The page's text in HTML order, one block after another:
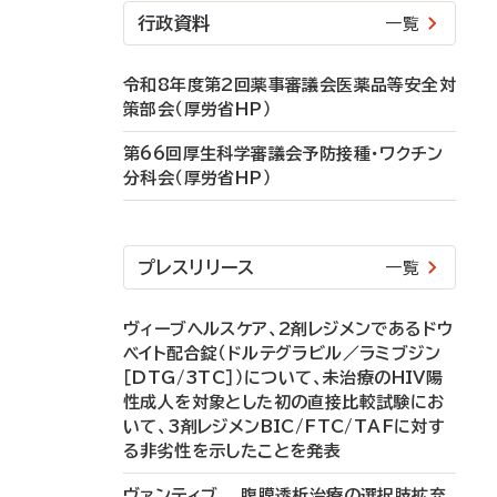
行政資料 一覧
令和8年度第2回薬事審議会医薬品等安全対
策部会（厚労省HP）
第66回厚生科学審議会予防接種・ワクチン
分科会（厚労省HP）
プレスリリース 一覧
ヴィーブヘルスケア、2剤レジメンであるドウ
ベイト配合錠（ドルテグラビル／ラミブジン
［DTG/3TC］）について、未治療のHIV陽
性成人を対象とした初の直接比較試験にお
いて、3剤レジメンBIC/FTC/TAFに対す
る非劣性を示したことを発表